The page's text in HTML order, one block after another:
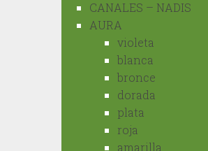
CANALES – NADIS
AURA
violeta
blanca
bronce
dorada
plata
roja
amarilla